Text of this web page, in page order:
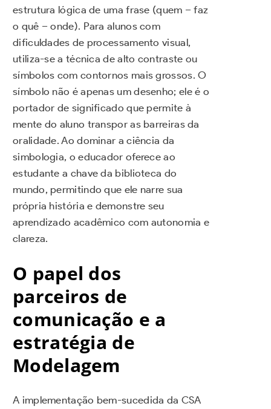
estrutura lógica de uma frase (quem – faz
o quê – onde). Para alunos com
dificuldades de processamento visual,
utiliza-se a técnica de alto contraste ou
símbolos com contornos mais grossos. O
símbolo não é apenas um desenho; ele é o
portador de significado que permite à
mente do aluno transpor as barreiras da
oralidade. Ao dominar a ciência da
simbologia, o educador oferece ao
estudante a chave da biblioteca do
mundo, permitindo que ele narre sua
própria história e demonstre seu
aprendizado acadêmico com autonomia e
clareza.
O papel dos
parceiros de
comunicação e a
estratégia de
Modelagem
A implementação bem-sucedida da CSA